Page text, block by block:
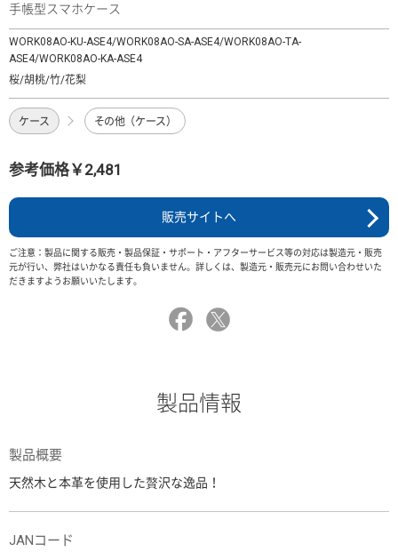
手帳型スマホケース
WORK08AO-KU-ASE4/WORK08AO-SA-ASE4/WORK08AO-TA-
ASE4/WORK08AO-KA-ASE4
桜/胡桃/竹/花梨
ケース その他（ケース）
参考価格￥2,481
販売サイトへ
ご注意：製品に関する販売・製品保証・サポート・アフターサービス等の対応は製造元・販売
元が行い、弊社はいかなる責任も負いません。詳しくは、製造元・販売元にお問い合わせいた
だきますようお願いいたします。
製品情報
製品概要
天然木と本革を使用した贅沢な逸品！
JANコード